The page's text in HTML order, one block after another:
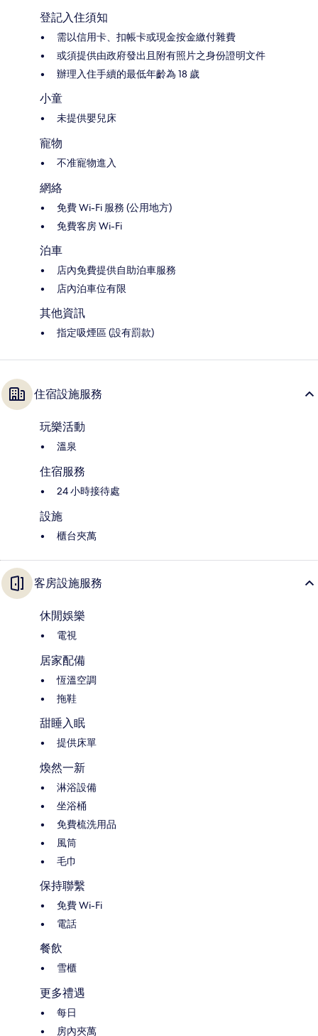
登記入住須知
需以信用卡、扣帳卡或現金按金繳付雜費
或須提供由政府發出且附有照片之身份證明文件
辦理入住手續的最低年齡為 18 歲
小童
未提供嬰兒床
寵物
不准寵物進入
網絡
免費 Wi-Fi 服務 (公用地方)
免費客房 Wi-Fi
泊車
店內免費提供自助泊車服務
店內泊車位有限
其他資訊
指定吸煙區 (設有罰款)
住宿設施服務
玩樂活動
溫泉
住宿服務
24 小時接待處
設施
櫃台夾萬
客房設施服務
休閒娛樂
電視
居家配備
恆溫空調
拖鞋
甜睡入眠
提供床單
煥然一新
淋浴設備
坐浴桶
免費梳洗用品
風筒
毛巾
保持聯繫
免費 Wi-Fi
電話
餐飲
雪櫃
更多禮遇
每日
房內夾萬